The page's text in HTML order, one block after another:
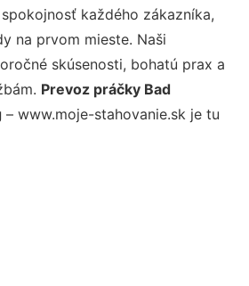
každého zákazníka,
na prvom mieste. Naši
skúsenosti, bohatú prax a
Prevoz práčky Bad
– www.moje-stahovanie.sk je tu